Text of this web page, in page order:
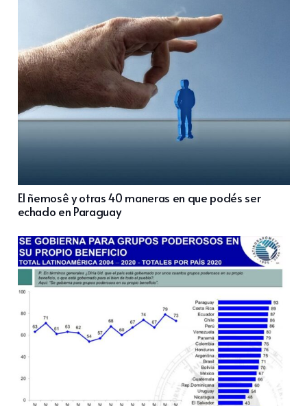
El ñemosê y otras 40 maneras en que podés ser
echado en Paraguay